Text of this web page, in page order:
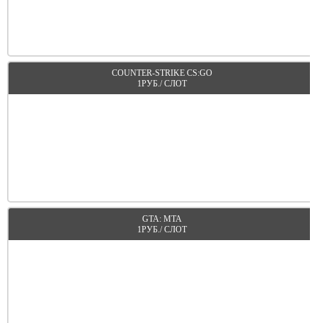
COUNTER-STRIKE CS:GO
1РУБ./ СЛОТ
GTA: MTA
1РУБ./ СЛОТ